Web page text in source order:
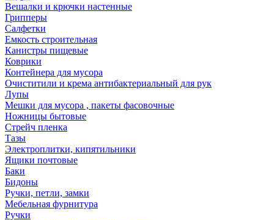
Вешалки и крючки настенные
Грипперы
Салфетки
Емкость строительная
Канистры пищевые
Коврики
Контейнера для мусора
Очиститили и крема антибактериальный для рук
Лупы
Мешки для мусора , пакеты фасовочные
Ножницы бытовые
Стрейч пленка
Тазы
Электроплитки, кипятильники
Ящики почтовые
Баки
Бидоны
Ручки, петли, замки
Мебельная фурнитура
Ручки